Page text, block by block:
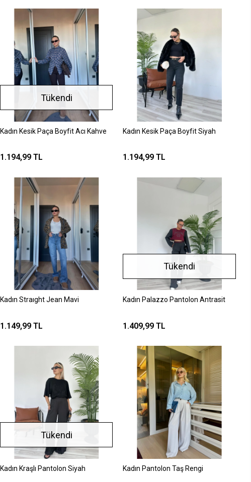
Tükendi
Kadın Kesik Paça Boyfit Acı Kahve
1.194,99 TL
Kadın Kesik Paça Boyfit Siyah
1.194,99 TL
Kadın Straıght Jean Mavi
1.149,99 TL
Tükendi
Kadın Palazzo Pantolon Antrasit
1.409,99 TL
Tükendi
Kadın Kraşlı Pantolon Siyah Kadın Pantolon Taş Rengi